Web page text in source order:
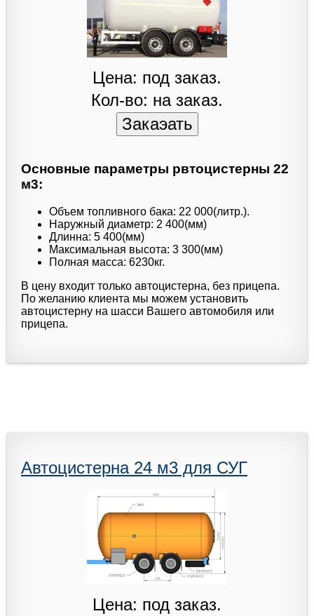
Цена: под заказ.
Кол-во: на заказ.
Основные параметры рвтоцистерны 22
м3:
Объем топливного бака: 22 000(литр.).
Наружный диаметр: 2 400(мм)
Длинна: 5 400(мм)
Максимальная высота: 3 300(мм)
Полная масса: 6230кг.
В цену входит только автоцистерна, без прицепа.
По желанию клиента мы можем установить
автоцистерну на шасси Вашего автомобиля или
прицепа.
Автоцистерна 24 м3 для СУГ
Цена: под заказ.